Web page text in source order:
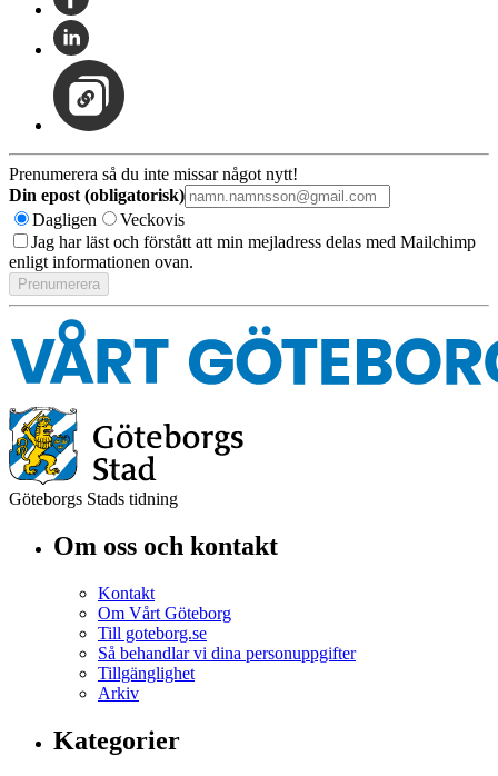
Prenumerera så du inte missar något nytt!
Din epost (obligatorisk)
Dagligen
Veckovis
Jag har läst och förstått att min mejladress delas med Mailchimp
enligt informationen ovan.
Göteborgs Stads tidning
Om oss och kontakt
Kontakt
Om Vårt Göteborg
Till goteborg.se
Så behandlar vi dina personuppgifter
Tillgänglighet
Arkiv
Kategorier